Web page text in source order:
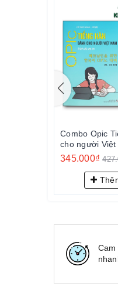
Phần III:
소개
주거 공간
회사
여행
공원 가기
건강
Trình độ:
CHỦ ĐỀ
Combo Opic
cho người Việt
(Tập 1+2) -
Sách Gốc Xịn
345.000₫
Cam